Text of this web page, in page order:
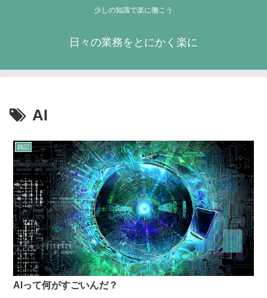
少しの知識で楽に働こう
日々の業務をとにかく楽に
AI
雑記
AIって何がすごいんだ？